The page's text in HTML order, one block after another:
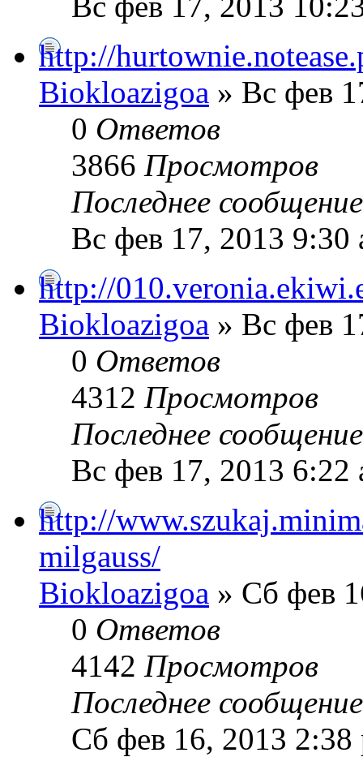
http://
Biokloazigoa » Вс фев
0 Ответов
3866 Просмотров
Последнее
Вс фев 17, 2013 9:30
http://
Biokloazigoa » Вс фев
0 Ответов
4312 Просмотров
Последнее
Вс фев 17, 2013 6:22
http://
milgauss/
Biokloazigoa » Сб фев
0 Ответов
4142 Просмотров
Последнее
Сб фев 16, 2013 2:38